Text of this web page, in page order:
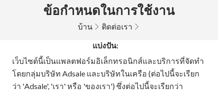
ข้อกำหนดในการใช้งาน
บ้าน ติดต่อเรา
แบ่งปัน:
เว็บไซต์นี้เป็นแพลตฟอร์มอิเล็กทรอนิกส์และบริการที่จัดทำ
โดยกลุ่มบริษัท Adsale และบริษัทในเครือ (ต่อไปนี้จะเรียก
ว่า 'Adsale', 'เรา' หรือ 'ของเรา') ซึ่งต่อไปนี้จะเรียกว่า